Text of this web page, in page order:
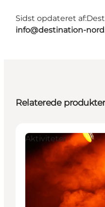
Sidst opdateret af:
info@destination-
Relaterede produkter
Aktiviteter